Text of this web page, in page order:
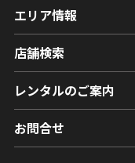
エリア情報
店舗検索
レンタルのご案内
お問合せ